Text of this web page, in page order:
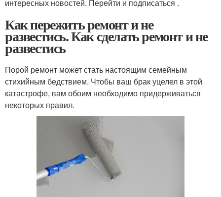
интересных новостей. Перейти и подписаться .
Как пережить ремонт и не
развестись. Как сделать ремонт и не
развестись
Порой ремонт может стать настоящим семейным
стихийным бедствием. Чтобы ваш брак уцелел в этой
катастрофе, вам обоим необходимо придерживаться
некоторых правил.